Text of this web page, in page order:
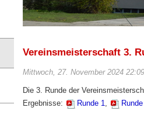
Vereinsmeisterschaft 3.
Mittwoch, 27. November 2024
Die 3. Runde der
Ergebnisse:
Runde 1